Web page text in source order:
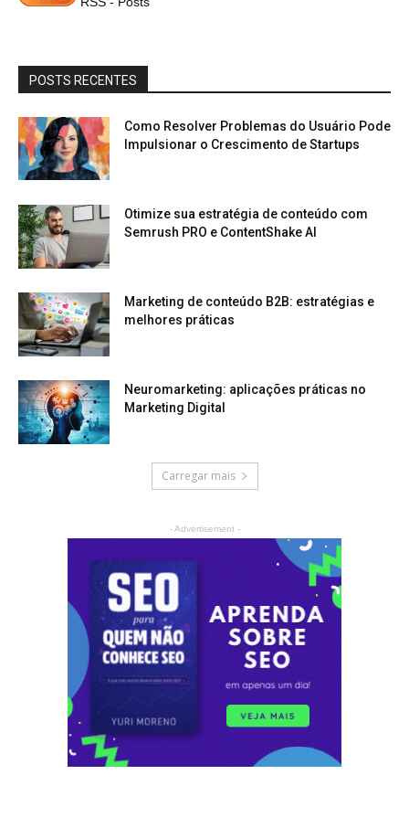
POSTS RECENTES
Como Resolver Problemas do Usuário Pode
Impulsionar o Crescimento de Startups
Otimize sua estratégia de conteúdo com
Semrush PRO e ContentShake AI
Marketing de conteúdo B2B: estratégias e
melhores práticas
Neuromarketing: aplicações práticas no
Marketing Digital
Carregar mais
- Advertisement -